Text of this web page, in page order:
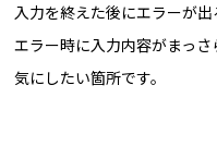
入力を終えた後にエラーが出
エラー時に入力内容がまっ
気にしたい箇所です。